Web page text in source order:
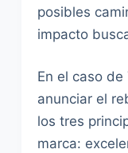
posibles
impacto
En el caso
anunciar el
los tres
marca: